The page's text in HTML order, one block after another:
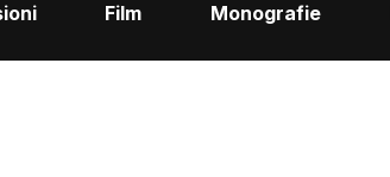
Film Monografie